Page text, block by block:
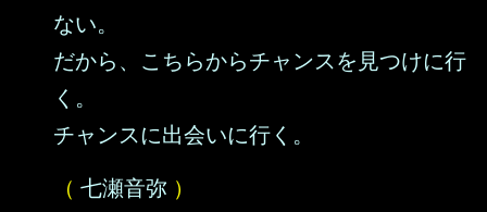
ない。
だから、こちらからチャンスを見つけに行
く。
チャンスに出会いに行く。
（ 七瀬音弥 ）